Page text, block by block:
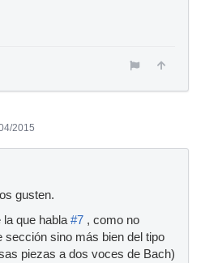
2015
gusten.
que habla #7 , como no
sección sino más bien del tipo
piezas a dos voces de Bach)